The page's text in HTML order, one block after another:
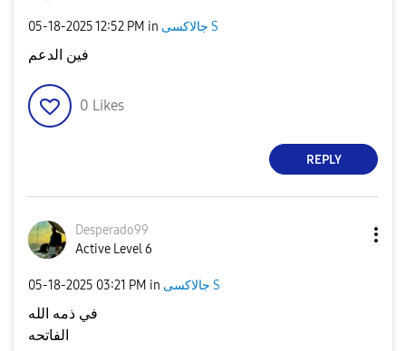
‎05-18-202512:52 PM in جالاكسى S
فين الدعم
0 Likes
REPLY
Desperado99
Active Level 6
‎05-18-2025 03:21 PM in جالاكسى S
في ذمه الله
الفاتحه